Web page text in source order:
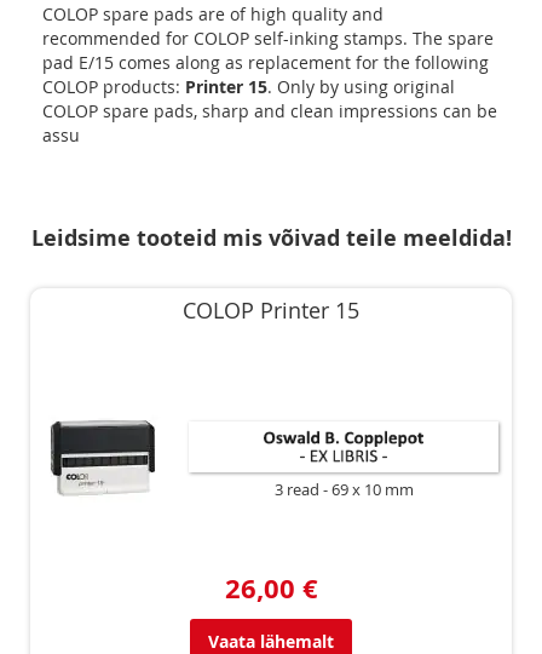
COLOP spare pads are of high quality and
recommended for COLOP self-inking stamps. The spare
pad E/15 comes along as replacement for the following
COLOP products: Printer 15. Only by using original
COLOP spare pads, sharp and clean impressions can be
assu
Leidsime tooteid mis võivad teile meeldida!
COLOP Printer 15
3 read 69 x 10 mm
26,00 €
Vaata lähemalt